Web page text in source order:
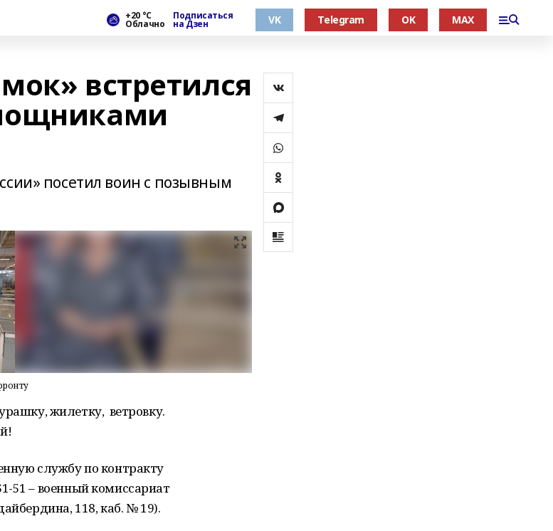
+20 °С
Облачно
Подписаться
на Дзен VK Telegram OK MAX
встретился
посетил воин с позывным
жилетку, ветровку.
службу по контракту
51 – военный комиссариат
118, каб. № 19).